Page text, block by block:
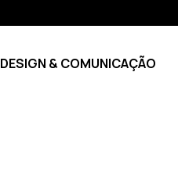
DESIGN & COMUNICAÇÃO